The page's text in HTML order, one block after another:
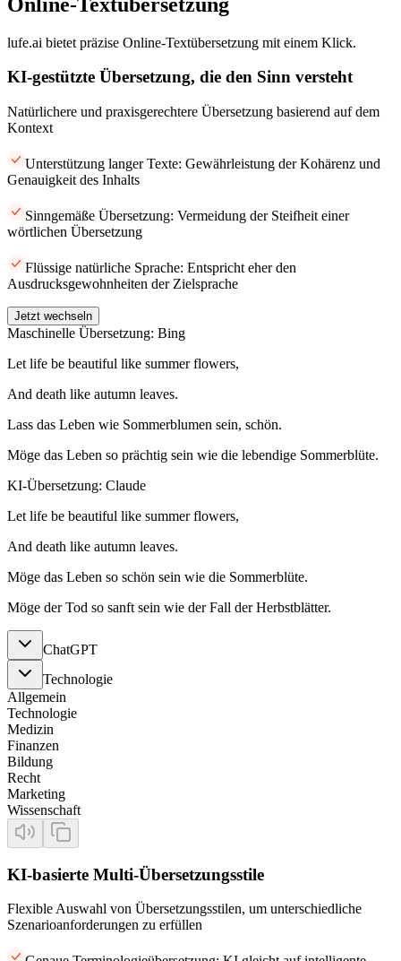
lufe.ai bietet präzise Online-Textübersetzung mit einem Klick.
KI-gestützte Übersetzung, die den Sinn versteht
Natürlichere und praxisgerechtere Übersetzung basierend auf dem
Kontext
Unterstützung langer Texte: Gewährleistung der Kohärenz und
Genauigkeit des Inhalts
Sinngemäße Übersetzung: Vermeidung der Steifheit einer
wörtlichen Übersetzung
Flüssige natürliche Sprache: Entspricht eher den
Ausdrucksgewohnheiten der Zielsprache
Jetzt wechseln
Maschinelle Übersetzung: Bing
Let life be beautiful like summer flowers,
And death like autumn leaves.
Lass das Leben wie Sommerblumen sein, schön.
Möge das Leben so prächtig sein wie die lebendige Sommerblüte.
KI-Übersetzung: Claude
Let life be beautiful like summer flowers,
And death like autumn leaves.
Möge das Leben so schön sein wie die Sommerblüte.
Möge der Tod so sanft sein wie der Fall der Herbstblätter.
ChatGPT
Technologie
Allgemein
Technologie
Medizin
Finanzen
Bildung
Recht
Marketing
Wissenschaft
KI-basierte Multi-Übersetzungsstile
Flexible Auswahl von Übersetzungsstilen, um unterschiedliche
Szenarioanforderungen zu erfüllen